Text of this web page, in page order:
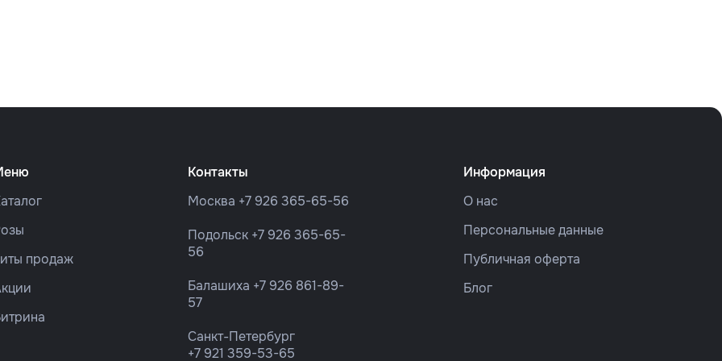
продаж
Контакты
Москва +7 926 365-65-56
Подольск +7 926 365-65-
56
Балашиха +7 926 861-89-
57
Санкт-Петербург
+7 921 359-53-65
Информация
О нас
Персональные данные
Публичная оферта
Блог